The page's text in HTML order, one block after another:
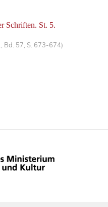
Schriften. St. 5.
Bd. 57, S. 673-674)